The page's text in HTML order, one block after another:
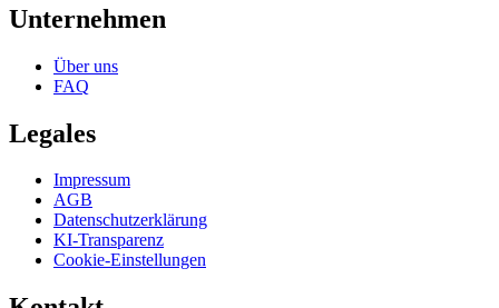
Unternehmen
Über uns
FAQ
Legales
Impressum
AGB
Datenschutzerklärung
KI-Transparenz
Cookie-Einstellungen